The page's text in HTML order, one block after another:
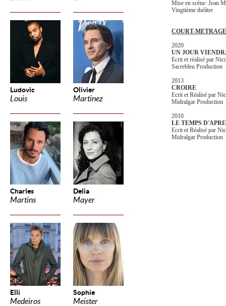
Ludovic
Louis
Olivier
Martinez
Charles
Martins
Delia
Mayer
Elli
Medeiros
Sophie
Meister
Mise en scène: Jean
Vingtième théâtre
COURT-
2020
UN JOUR
Ecrit et réalisé par
Sacrebleu Production
2013
CROIRE
Ecrit et Réalisé par
Midralgar Production
2010
LE TEMPS
Ecrit et Réalisé par
Midralgar Production